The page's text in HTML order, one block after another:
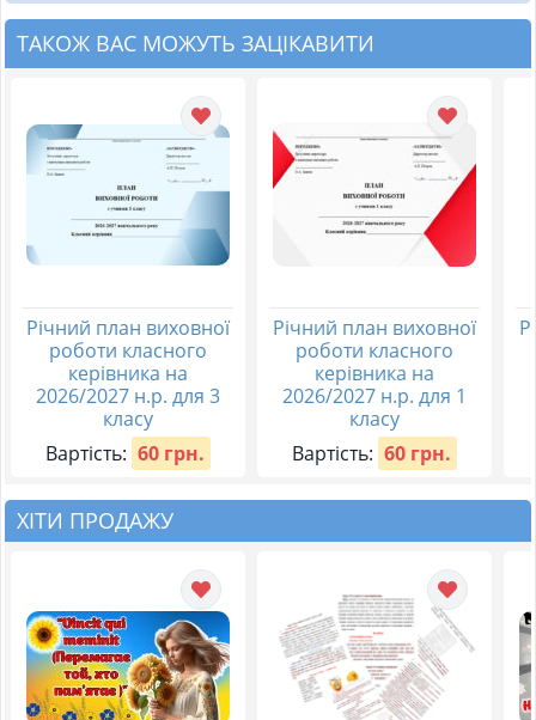
ТАКОЖ ВАС МОЖУТЬ ЗАЦІКАВИТИ
Річний план виховної
роботи класного
керівника на
2026/2027 н.р. для 3
класу
Вартість: 60 грн.
Річний план виховної
роботи класного
керівника на
2026/2027 н.р. для 1
класу
Вартість: 60 грн.
ХІТИ ПРОДАЖУ